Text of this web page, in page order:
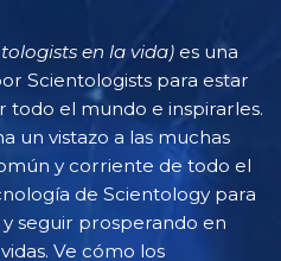
en la vida) es una
Scientologists para estar
el mundo e inspirarles.
un vistazo a las muchas
y corriente de todo el
de Scientology para
seguir prosperando en
Ve cómo los